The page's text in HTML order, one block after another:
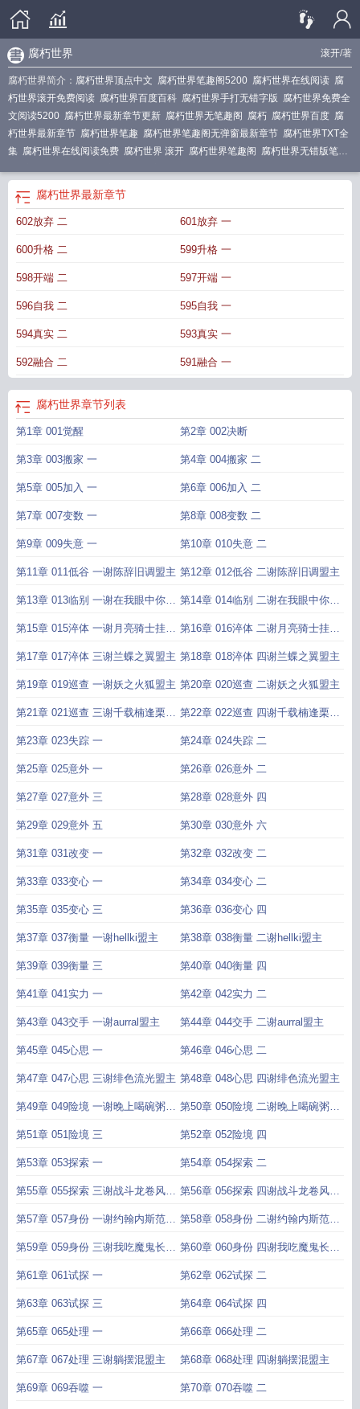
滚开/著
腐朽世界
腐朽世界简介： 腐朽世界顶点中文 腐朽世界笔趣阁5200 腐朽世界在线阅读 腐
朽世界滚开免费阅读 腐朽世界百度百科 腐朽世界手打无错字版 腐朽世界免费全
文阅读5200 腐朽世界最新章节更新 腐朽世界无笔趣阁 腐朽 腐朽世界百度 腐
朽世界最新章节 腐朽世界笔趣 腐朽世界笔趣阁无弹窗最新章节 腐朽世界TXT全
集 腐朽世界在线阅读免费 腐朽世界 滚开 腐朽世界笔趣阁 腐朽世界无错版笔趣
腐朽世界最新章节
602放弃 二 601放弃 一
600升格 二 599升格 一
598开端 二 597开端 一
596自我 二 595自我 一
594真实 二 593真实 一
592融合 二 591融合 一
腐朽世界章节列表
第1章 001觉醒 第2章 002决断
第3章 003搬家 一 第4章 004搬家 二
第5章 005加入 一 第6章 006加入 二
第7章 007变数 一 第8章 008变数 二
第9章 009失意 一 第10章 010失意 二
第11章 011低谷 一谢陈辞旧调盟主 第12章 012低谷 二谢陈辞旧调盟主
第13章 013临别 一谢在我眼中你们
都能吃盟
第14章 014临别 二谢在我眼中你们
都能吃盟
第15章 015淬体 一谢月亮骑士挂月
亮盟主
第16章 016淬体 二谢月亮骑士挂月
亮盟主
第17章 017淬体 三谢兰蝶之翼盟主 第18章 018淬体 四谢兰蝶之翼盟主
第19章 019巡查 一谢妖之火狐盟主 第20章 020巡查 二谢妖之火狐盟主
第21章 021巡查 三谢千载楠逢栗盟
主
第22章 022巡查 四谢千载楠逢栗盟
主
第23章 023失踪 一 第24章 024失踪 二
第25章 025意外 一 第26章 026意外 二
第27章 027意外 三 第28章 028意外 四
第29章 029意外 五 第30章 030意外 六
第31章 031改变 一 第32章 032改变 二
第33章 033变心 一 第34章 034变心 二
第35章 035变心 三 第36章 036变心 四
第37章 037衡量 一谢hellki盟主 第38章 038衡量 二谢hellki盟主
第39章 039衡量 三 第40章 040衡量 四
第41章 041实力 一 第42章 042实力 二
第43章 043交手 一谢aurral盟主 第44章 044交手 二谢aurral盟主
第45章 045心思 一 第46章 046心思 二
第47章 047心思 三谢绯色流光盟主 第48章 048心思 四谢绯色流光盟主
第49章 049险境 一谢晚上喝碗粥盟
主
第50章 050险境 二谢晚上喝碗粥盟
主
第51章 051险境 三 第52章 052险境 四
第53章 053探索 一 第54章 054探索 二
第55章 055探索 三谢战斗龙卷风盟
主
第56章 056探索 四谢战斗龙卷风盟
主
第57章 057身份 一谢约翰内斯范德
伯格盟主
第58章 058身份 二谢约翰内斯范德
伯格盟主
第59章 059身份 三谢我吃魔鬼长大
的盟主
第60章 060身份 四谢我吃魔鬼长大
的盟主
第61章 061试探 一 第62章 062试探 二
第63章 063试探 三 第64章 064试探 四
第65章 065处理 一 第66章 066处理 二
第67章 067处理 三谢躺摆混盟主 第68章 068处理 四谢躺摆混盟主
第69章 069吞噬 一 第70章 070吞噬 二